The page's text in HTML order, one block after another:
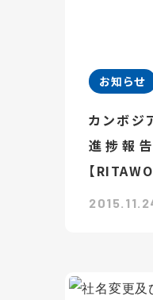
お知らせ
カンボジ
進捗報
【